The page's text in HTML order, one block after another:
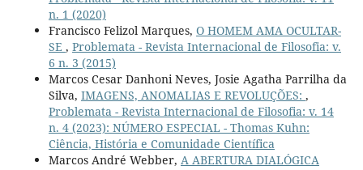
n. 1 (2020)
Francisco Felizol Marques, O HOMEM AMA OCULTAR-
SE , Problemata - Revista Internacional de Filosofia: v.
6 n. 3 (2015)
Marcos Cesar Danhoni Neves, Josie Agatha Parrilha da
Silva, IMAGENS, ANOMALIAS E REVOLUÇÕES: ,
Problemata - Revista Internacional de Filosofia: v. 14
n. 4 (2023): NÚMERO ESPECIAL - Thomas Kuhn:
Ciência, História e Comunidade Científica
Marcos André Webber, A ABERTURA DIALÓGICA